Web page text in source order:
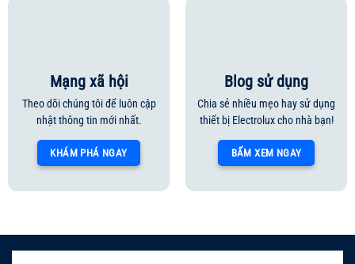
Mạng xã hội
Theo dõi chúng tôi để luôn cập
nhật thông tin mới nhất.
KHÁM PHÁ NGAY
Blog sử dụng
Chia sẻ nhiều mẹo hay sử dụng
thiết bị Electrolux cho nhà bạn!
BẤM XEM NGAY